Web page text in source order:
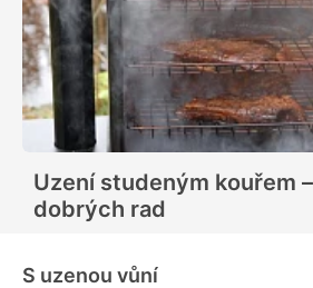
Uzení studeným kouřem
dobrých rad
S uzenou vůní